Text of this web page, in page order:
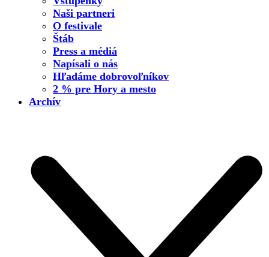
Naši partneri
O festivale
Štáb
Press a médiá
Napísali o nás
Hľadáme dobrovoľníkov
2 % pre Hory a mesto
Archív